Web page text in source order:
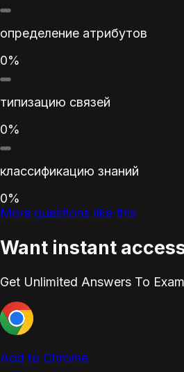
определение атрибутов
0%
типизацию связей
0%
классификацию знаний
0%
More questions like this
Want instant
Get Unlimited Answers To
Add to Chrome